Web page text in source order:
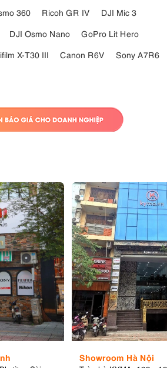
360 Ricoh GR IV
DJI Mic 3
DJI Osmo Nano
GoPro Lit Hero
X-T30 III Canon R6V
Sony A7R6
Showroom Hà Nội